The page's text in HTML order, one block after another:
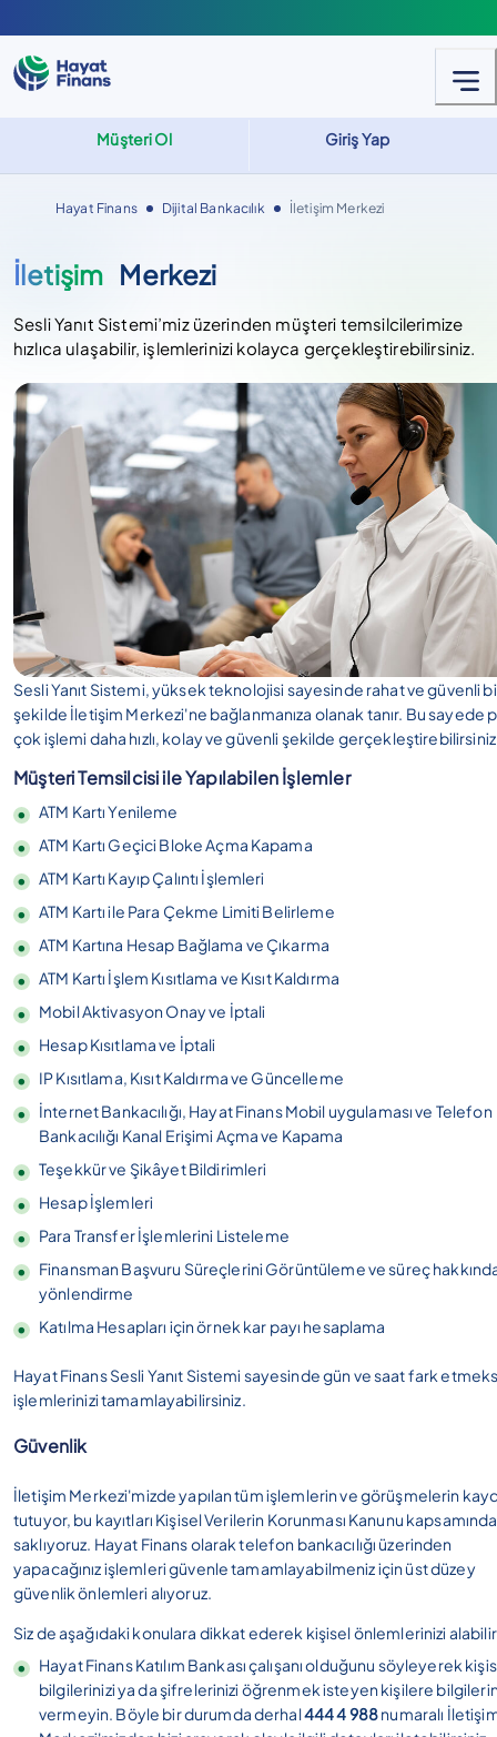
Müşteri Ol Giriş Yap
Hayat Finans Dijital Bankacılık İletişim Merkezi
İletişim Merkezi
Sesli Yanıt Sistemi’miz üzerinden müşteri temsilcilerimize
hızlıca ulaşabilir, işlemlerinizi kolayca gerçekleştirebilirsiniz.
Sesli Yanıt Sistemi, yüksek teknolojisi sayesinde rahat ve güvenli
şekilde İletişim Merkezi'ne bağlanmanıza olanak tanır. Bu sayede
çok işlemi daha hızlı, kolay ve güvenli şekilde
Müşteri Temsilcisi ile Yapılabilen İşlemler
ATM Kartı Yenileme
ATM Kartı Geçici Bloke Açma Kapama
ATM Kartı Kayıp Çalıntı İşlemleri
ATM Kartı ile Para Çekme Limiti Belirleme
ATM Kartına Hesap Bağlama ve Çıkarma
ATM Kartı İşlem Kısıtlama ve Kısıt Kaldırma
Mobil Aktivasyon Onay ve İptali
Hesap Kısıtlama ve İptali
IP Kısıtlama, Kısıt Kaldırma ve Güncelleme
İnternet Bankacılığı, Hayat Finans Mobil uygulaması ve Telefon
Bankacılığı Kanal Erişimi Açma ve Kapama
Teşekkür ve Şikâyet Bildirimleri
Hesap İşlemleri
Para Transfer İşlemlerini Listeleme
Finansman Başvuru Süreçlerini Görüntüleme ve süreç
yönlendirme
Katılma Hesapları için örnek kar payı hesaplama
Hayat Finans Sesli Yanıt Sistemi sayesinde gün ve saat fark
işlemlerinizi tamamlayabilirsiniz.
Güvenlik
İletişim Merkezi'mizde yapılan tüm işlemlerin ve görüşmelerin
tutuyor, bu kayıtları Kişisel Verilerin Korunması Kanunu kapsamında
saklıyoruz. Hayat Finans olarak telefon bankacılığı üzerinden
yapacağınız işlemleri güvenle tamamlayabilmeniz için üst düzey
güvenlik önlemleri alıyoruz.
Siz de aşağıdaki konulara dikkat ederek kişisel önlemlerinizi
Hayat Finans Katılım Bankası çalışanı olduğunu söyleyerek
bilgilerinizi ya da şifrelerinizi öğrenmek isteyen kişilere
vermeyin. Böyle bir durumda derhal444 4 988numaralı